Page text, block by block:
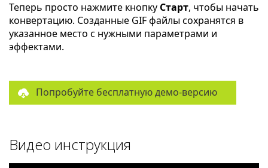
Теперь просто нажмите кнопку Старт, чтобы начать
конвертацию. Созданные GIF файлы сохранятся в
указанное место с нужными параметрами и
эффектами.
Попробуйте бесплатную демо-версию
Видео инструкция